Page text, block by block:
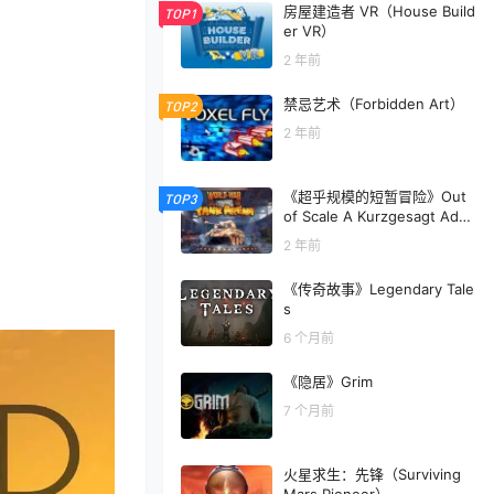
TOP1
房屋建造者 VR（House Build
er VR）
2 年前
TOP2 禁忌艺术（Forbidden Art）
2 年前
TOP3
《超乎规模的短暂冒险》Out
of Scale A Kurzgesagt Adve
nture
2 年前
《传奇故事》Legendary Tale
s
6 个月前
《隐居》Grim
7 个月前
火星求生：先锋（Surviving